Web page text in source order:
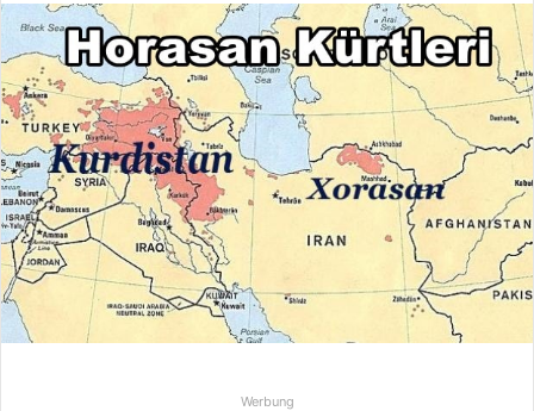
n
d
e
u
n
s
e
n
e
E
Werbung